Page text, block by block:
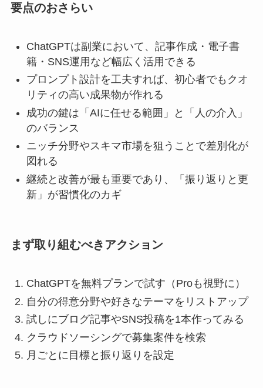
要点のおさらい
ChatGPTは副業において、記事作成・電子書
籍・SNS運用など幅広く活用できる
プロンプト設計を工夫すれば、初心者でもクオ
リティの高い成果物が作れる
成功の鍵は「AIに任せる範囲」と「人の介入」
のバランス
ニッチ分野やスキマ市場を狙うことで差別化が
図れる
継続と改善が最も重要であり、「振り返りと更
新」が習慣化のカギ
まず取り組むべきアクション
ChatGPTを無料プランで試す（Proも視野に）
自分の得意分野や好きなテーマをリストアップ
試しにブログ記事やSNS投稿を1本作ってみる
クラウドソーシングで募集案件を検索
月ごとに目標と振り返りを設定